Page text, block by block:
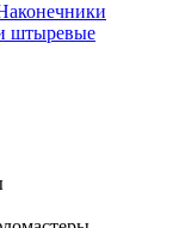
штыревые